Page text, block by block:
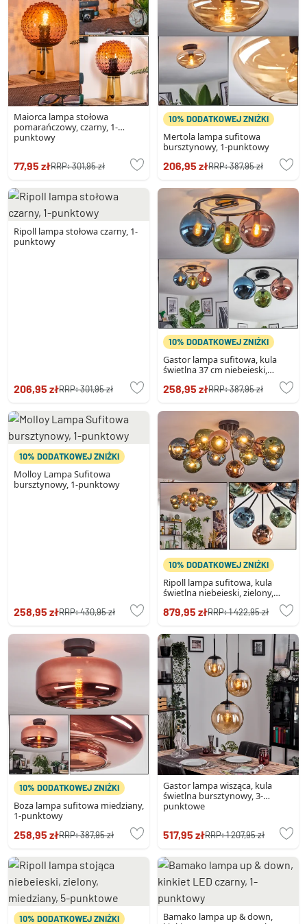
Maiorca lampa stołowa
pomarańczowy, czarny, 1-
punktowy
77,95 złRRP:301,95 zł
10% DODATKOWEJ ZNIŻKI
Mertola lampa sufitowa
bursztynowy, 1-punktowy
206,95 złRRP:387,95 zł
Ripoll lampa stołowa czarny, 1-
punktowy
206,95 złRRP:301,95 zł
10% DODATKOWEJ ZNIŻKI
Gastor lampa sufitowa, kula
świetlna 37 cm niebeieski,
zielony, miedziany, 3-punktowe
258,95 złRRP:387,95 zł
10% DODATKOWEJ ZNIŻKI
Molloy Lampa Sufitowa
bursztynowy, 1-punktowy
258,95 złRRP:430,95 zł
10% DODATKOWEJ ZNIŻKI
Ripoll lampa sufitowa, kula
świetlna niebeieski, zielony,
879,95 złRRP:1 422,95 zł
10% DODATKOWEJ ZNIŻKI
Boza lampa sufitowa miedziany,
1-punktowy
258,95 złRRP:387,95 zł
Gastor lampa wisząca, kula
świetlna bursztynowy, 3-
punktowe
517,95 złRRP:1 207,95 zł
10% DODATKOWEJ ZNIŻKI
Bamako lampa up & down,